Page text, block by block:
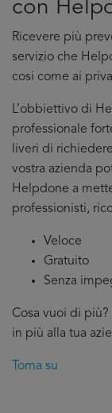
con
Ricevere più
servizio che
cosi come ai
L’obbiettivo di
professionale
liveri di
vostra azienda
Helpdone a
professionisti,
Veloce
Gratuito
Senza
Cosa vuoi di
in più alla tua
Torna su